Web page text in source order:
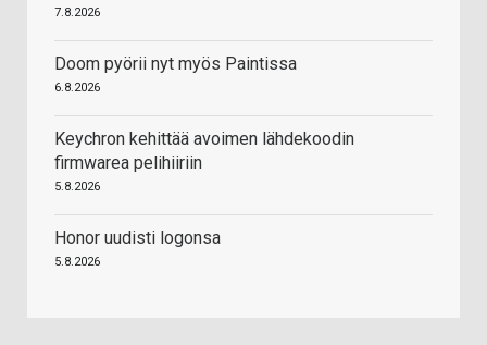
7.8.2026
Doom pyörii nyt myös Paintissa
6.8.2026
Keychron kehittää avoimen lähdekoodin
firmwarea pelihiiriin
5.8.2026
Honor uudisti logonsa
5.8.2026